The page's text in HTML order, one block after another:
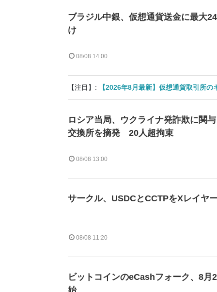
ブラジル中銀、仮想通貨送金に最大
け
08/08 14:00
【注目】: 【2026年8月最新】仮想通貨取引所
ロシア当局、ウクライナ発詐欺に関
交換所を摘発 20人超拘束
08/08 13:00
サークル、USDCとCCTPをXレイヤ
08/08 11:20
ビットコインのeCashフォーク、8月